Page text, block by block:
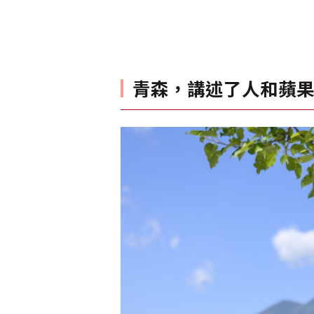
青森，講述了人和蘋